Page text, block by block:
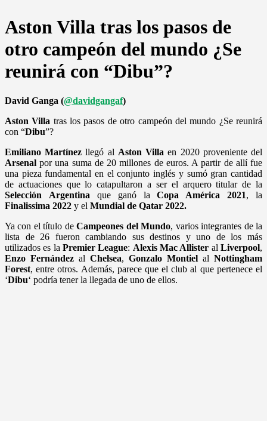
Aston Villa tras los pasos de
otro campeón del mundo ¿Se
reunirá con “Dibu”?
David Ganga (@davidgangaf)
Aston Villa tras los pasos de otro campeón del mundo ¿Se reunirá
con “Dibu”?
Emiliano Martínez llegó al Aston Villa en 2020 proveniente del
Arsenal por una suma de 20 millones de euros. A partir de allí fue
una pieza fundamental en el conjunto inglés y sumó gran cantidad
de actuaciones que lo catapultaron a ser el arquero titular de la
Selección
Argentina que ganó laCopa América 2021, la
Finalissima 2022 y el Mundial de Qatar 2022.
Ya con el título deCampeones del Mundo, varios integrantes de la
lista de 26 fueron cambiando sus destinos y uno de los más
utilizados es la Premier League: Alexis Mac Allister alLiverpool,
Enzo Fernández al Chelsea, Gonzalo Montiel al Nottingham
Forest, entre otros. Además, parece que el club al que pertenece el
‘Dibu‘ podría tener la llegada de uno de ellos.